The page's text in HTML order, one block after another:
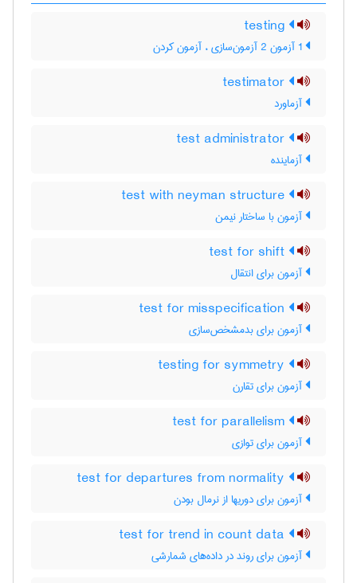
آزماورد
آزماینده
آزمون با ساختار نیمن
آزمون برای انتقال
آزمون برای بدمشخص‌سازی
آزمون برای تقارن
آزمون برای توازی
آزمون برای دوریها از نرمال بودن
آزمون برای روند در داده‌های شمارشی